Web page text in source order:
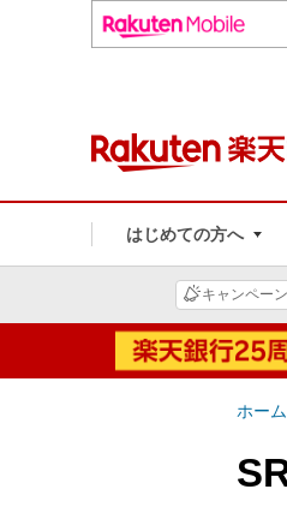
はじめての方へ
キャンペーン
ホーム